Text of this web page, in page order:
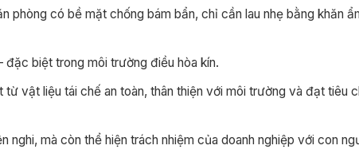
phòng có bề mặt chống bám bẩn, chỉ cần lau nhẹ bằng khăn
đặc biệt trong môi trường điều hòa kín.
vật liệu tái chế an toàn, thân thiện với môi trường và đạt tiêu
mà còn thể hiện trách nhiệm của doanh nghiệp với con